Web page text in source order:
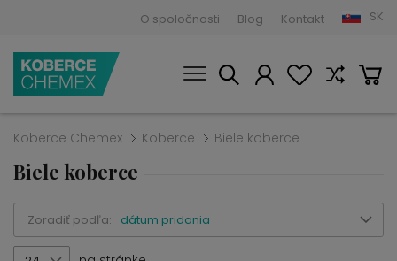
O spoločnosti Blog Kontakt SK
Koberce Chemex Koberce Biele koberce
Biele koberce
Zoradiť podľa: dátum pridania